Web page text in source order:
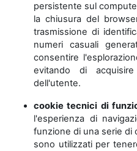
persistente sul
la chiusura del
trasmissione di
numeri casuali
consentire
evitando di
dell'utente.
cookie tecnici di
l'esperienza di
funzione di una serie di
sono utilizzati per